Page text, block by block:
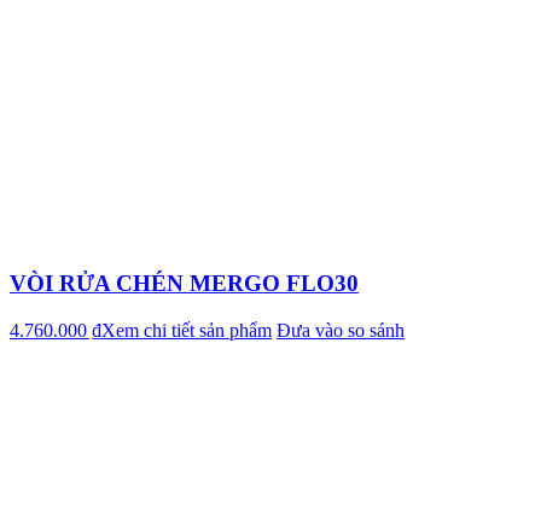
VÒI RỬA CHÉN MERGO FLO30
4.760.000 ₫Xem chi tiết sản phẩm Đưa vào so sánh